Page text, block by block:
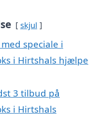
skjul
speciale i
i Hirtshals hjælpe
3 tilbud på
i Hirtshals